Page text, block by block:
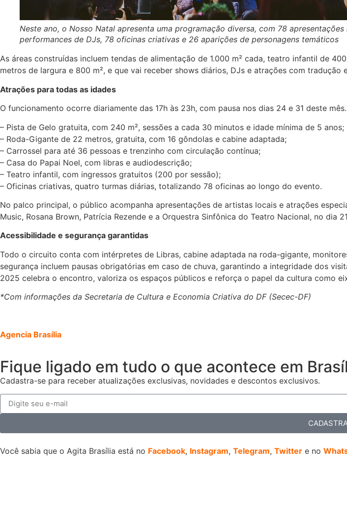
Neste ano, o Nosso Natal apresenta uma programação diversa, com 78
performances de DJs, 78 oficinas criativas e 26 aparições de personagens temáticos
As áreas construídas incluem tendas de alimentação de 1.000 m² cada, teatro infantil de
metros de largura e 800 m², e que vai receber shows diários, DJs e atrações com tradução
Atrações para todas as idades
O funcionamento ocorre diariamente das 17h às 23h, com pausa nos dias 24 e 31 deste
– Pista de Gelo gratuita, com 240 m², sessões a cada 30 minutos e idade mínima de 5 anos;
– Roda-Gigante de 22 metros, gratuita, com 16 gôndolas e cabine adaptada;
– Carrossel para até 36 pessoas e trenzinho com circulação contínua;
– Casa do Papai Noel, com libras e audiodescrição;
– Teatro infantil, com ingressos gratuitos (200 por sessão);
– Oficinas criativas, quatro turmas diárias, totalizando 78 oficinas ao longo do evento.
No palco principal, o público acompanha apresentações de artistas locais e atrações
Music, Rosana Brown, Patrícia Rezende e a Orquestra Sinfônica do Teatro Nacional, no dia
Acessibilidade e segurança garantidas
Todo o circuito conta com intérpretes de Libras, cabine adaptada na roda-gigante,
segurança incluem pausas obrigatórias em caso de chuva, garantindo a integridade dos
2025 celebra o encontro, valoriza os espaços públicos e reforça o papel da cultura como
*Com informações da Secretaria de Cultura e Economia Criativa do DF (Secec-DF)
Agencia Brasília
Fique ligado em tudo o que acontece em
Cadastra-se para receber atualizações exclusivas, novidades e descontos exclusivos.
Você sabia que o Agita Brasília está no Facebook, Instagram, Telegram, Twitter e no